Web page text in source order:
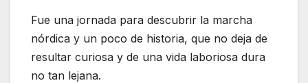
Fue una jornada para descubrir la marcha
nórdica y un poco de historia, que no deja de
resultar curiosa y de una vida laboriosa dura
no tan lejana.